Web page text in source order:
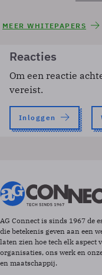
MEER WHITEPAPERS
Reacties
Om een reactie
vereist.
Inloggen
AG Connect is sinds 1967 de
die betekenis geven aan een
laten zien hoe tech elk aspect
organisaties, ons werk en
en maatschappij.